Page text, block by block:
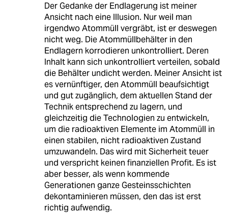
Der Gedanke der Endlagerung ist meiner
Ansicht nach eine Illusion. Nur weil man
irgendwo Atommüll vergräbt, ist er deswegen
nicht weg. Die Atommüllbehälter in den
Endlagern korrodieren unkontrolliert. Deren
Inhalt kann sich unkontrolliert verteilen, sobald
die Behälter undicht werden. Meiner Ansicht ist
es vernünftiger, den Atommüll beaufsichtigt
und gut zugänglich, dem aktuellen Stand der
Technik entsprechend zu lagern, und
gleichzeitig die Technologien zu entwickeln,
um die radioaktiven Elemente im Atommüll in
einen stabilen, nicht radioaktiven Zustand
umzuwandeln. Das wird mit Sicherheit teuer
und verspricht keinen finanziellen Profit. Es ist
aber besser, als wenn kommende
Generationen ganze Gesteinsschichten
dekontaminieren müssen, den das ist erst
richtig aufwendig.